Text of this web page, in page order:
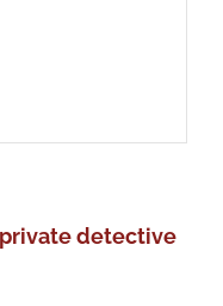
private detective